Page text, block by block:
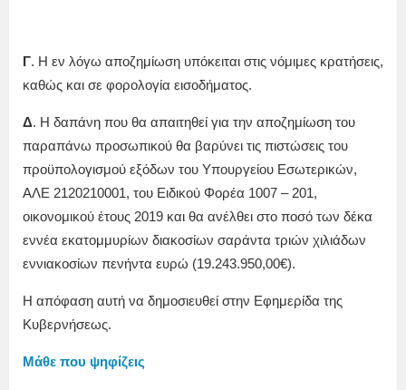
Γ. Η εν λόγω αποζημίωση υπόκειται στις νόμιμες κρατήσεις,
καθώς και σε φορολογία εισοδήματος.
Δ. Η δαπάνη που θα απαιτηθεί για την αποζημίωση του
παραπάνω προσωπικού θα βαρύνει τις πιστώσεις του
προϋπολογισμού εξόδων του Υπουργείου Εσωτερικών,
ΑΛΕ 2120210001, του Ειδικού Φορέα 1007 – 201,
οικονομικού έτους 2019 και θα ανέλθει στο ποσό των δέκα
εννέα εκατομμυρίων διακοσίων σαράντα τριών χιλιάδων
εννιακοσίων πενήντα ευρώ (19.243.950,00€).
Η απόφαση αυτή να δημοσιευθεί στην Εφημερίδα της
Κυβερνήσεως.
Μάθε που ψηφίζεις